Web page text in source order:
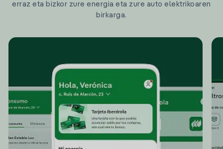
erraz eta bizkor zure energia eta zure auto elektrikoaren
birkarga.